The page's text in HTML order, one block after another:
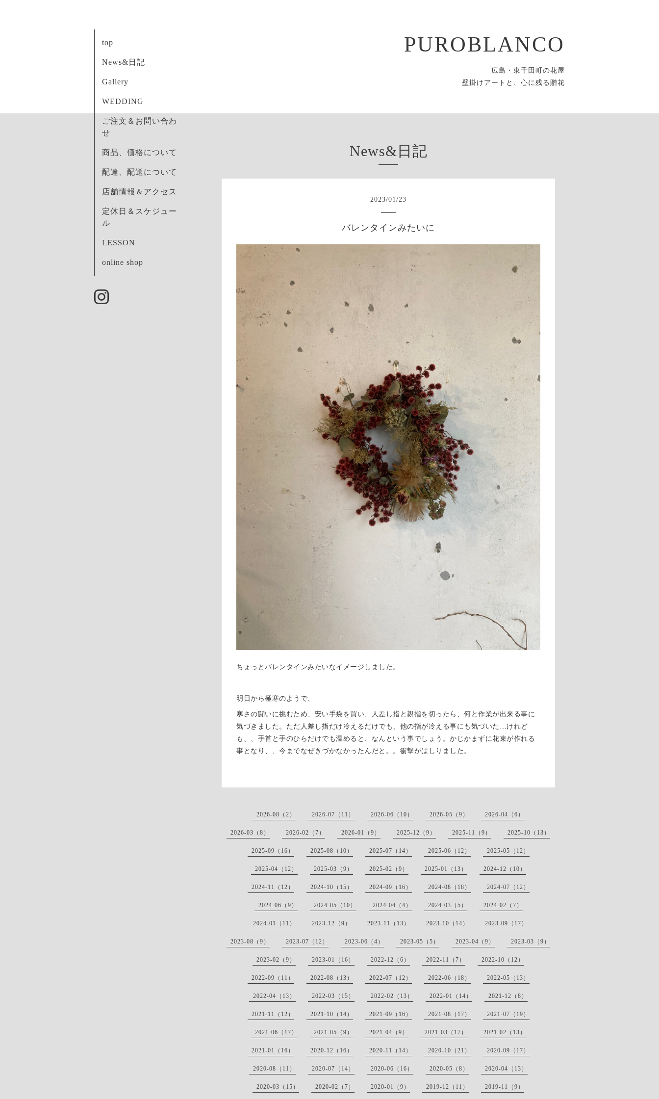
PUROBLANCO
広島・東千田町の花屋
壁掛けアートと、心に残る贈花
top
News&日記
Gallery
WEDDING
ご注文＆お問い合わ
せ
商品、価格について
配達、配送について
店舗情報＆アクセス
定休日＆スケジュー
ル
LESSON
online shop
News&日記
2023/01/23
バレンタインみたいに
ちょっとバレンタインみたいなイメージしました。
明日から極寒のようで、
寒さの闘いに挑むため、安い手袋を買い、人差し指と親指を切ったら、何と作業が出来る事に
気づきました。ただ人差し指だけ冷えるだけでも、他の指が冷える事にも気づいた…けれど
も、、手首と手のひらだけでも温めると、なんという事でしょう。かじかまずに花束が作れる
事となり、、今までなぜきづかなかったんだと。。衝撃がはしりました。
2026-08（2） 2026-07（11） 2026-06（10） 2026-05（9） 2026-04（6）
2026-03（8） 2026-02（7） 2026-01（9） 2025-12（9） 2025-11（9） 2025-10（13）
2025-09（16） 2025-08（10） 2025-07（14） 2025-06（12） 2025-05（12）
2025-04（12） 2025-03（9） 2025-02（9） 2025-01（13） 2024-12（10）
2024-11（12） 2024-10（15） 2024-09（16） 2024-08（18） 2024-07（12）
2024-06（9） 2024-05（10） 2024-04（4） 2024-03（5） 2024-02（7）
2024-01（11） 2023-12（9） 2023-11（13） 2023-10（14） 2023-09（17）
2023-08（9） 2023-07（12） 2023-06（4） 2023-05（5） 2023-04（9） 2023-03（9）
2023-02（9） 2023-01（16） 2022-12（6） 2022-11（7） 2022-10（12）
2022-09（11） 2022-08（13） 2022-07（12） 2022-06（18） 2022-05（13）
2022-04（13） 2022-03（15） 2022-02（13） 2022-01（14） 2021-12（8）
2021-11（12） 2021-10（14） 2021-09（16） 2021-08（17） 2021-07（19）
2021-06（17） 2021-05（9） 2021-04（9） 2021-03（17） 2021-02（13）
2021-01（16） 2020-12（16） 2020-11（14） 2020-10（21） 2020-09（17）
2020-08（11） 2020-07（14） 2020-06（16） 2020-05（8） 2020-04（13）
2020-03（15） 2020-02（7） 2020-01（9） 2019-12（11） 2019-11（9）